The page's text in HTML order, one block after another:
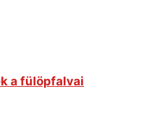
a fülöpfalvai